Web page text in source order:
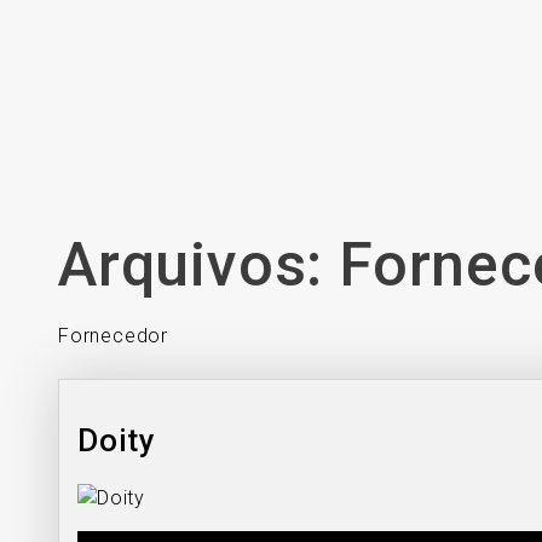
Arquivos:
Fornecedor
Doity